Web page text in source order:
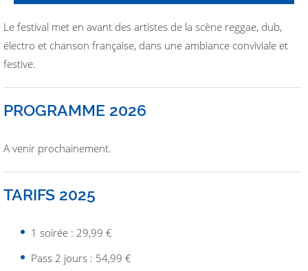
Le festival met en avant des artistes de la scène reggae, dub,
électro et chanson française, dans une ambiance conviviale et
festive.
PROGRAMME 2026
A venir prochainement.
TARIFS 2025
1 soirée : 29,99 €
Pass 2 jours : 54,99 €